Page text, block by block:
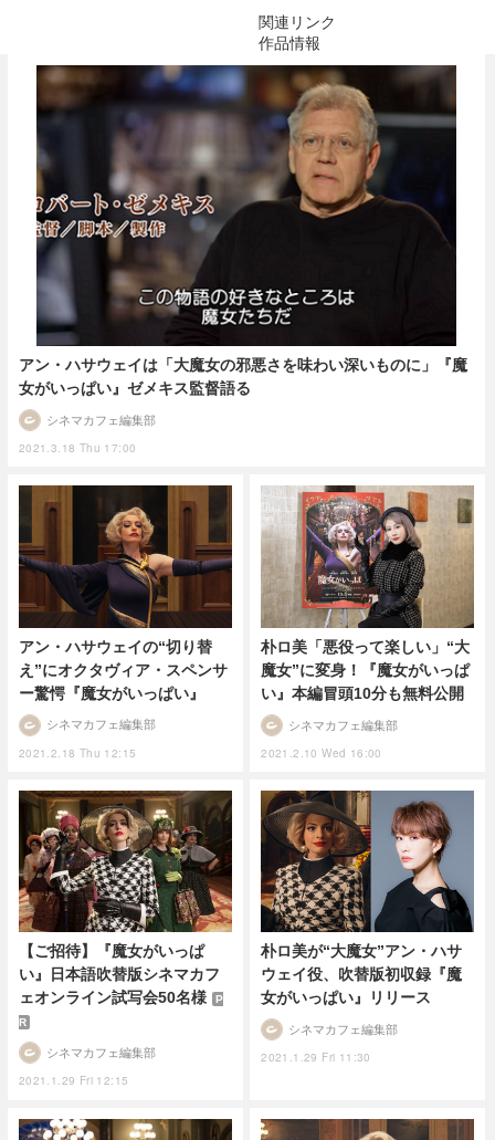
関連リンク
作品情報
アン・ハサウェイは「大魔女の邪悪さを味わい深いものに」『魔
女がいっぱい』ゼメキス監督語る
2021.3.18 Thu 17:00
シネマカフェ編集部
アン・ハサウェイの“切り替
え”にオクタヴィア・スペンサ
ー驚愕『魔女がいっぱい』
2021.2.18 Thu 12:15
シネマカフェ編集部
朴ロ美「悪役って楽しい」“大
魔女”に変身！『魔女がいっぱ
い』本編冒頭10分も無料公開
2021.2.10 Wed 16:00
シネマカフェ編集部
【ご招待】『魔女がいっぱ
い』日本語吹替版シネマカフ
ェオンライン試写会50名様
P
R
2021.1.29 Fri 12:15
シネマカフェ編集部
朴ロ美が“大魔女”アン・ハサ
ウェイ役、吹替版初収録『魔
女がいっぱい』リリース
2021.1.29 Fri 11:30
シネマカフェ編集部